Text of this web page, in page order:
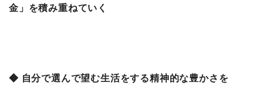
金」を積み重ねていく
◆ 自分で選んで望む生活をする精神的な豊かさを